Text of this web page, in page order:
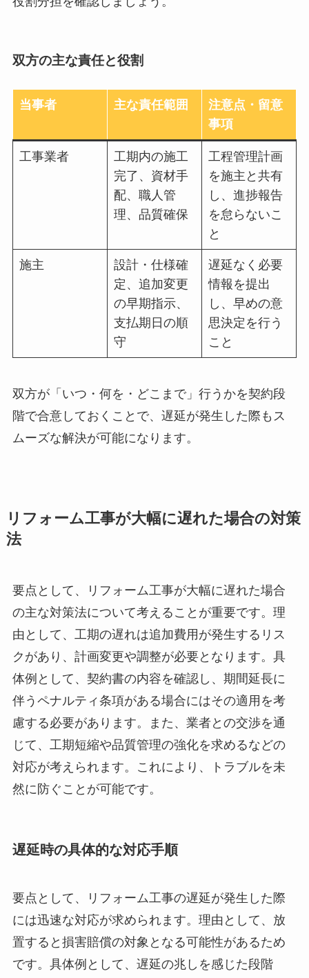
双方の主な責任と役割
当事者 主な責任範囲
注意点・留意
事項
工事業者
工期内の施工
完了、資材手
配、職人管
理、品質確保
工程管理計画
を施主と共有
し、進捗報告
を怠らないこ
と
施主
設計・仕様確
定、追加変更
の早期指示、
支払期日の順
守
遅延なく必要
情報を提出
し、早めの意
思決定を行う
こと
双方が「いつ・何を・どこまで」行うかを契約段
階で合意しておくことで、遅延が発生した際もス
ムーズな解決が可能になります。
リフォーム工事が大幅に遅れた場合の対策
法
要点として、リフォーム工事が大幅に遅れた場合
の主な対策法について考えることが重要です。理
由として、工期の遅れは追加費用が発生するリス
クがあり、計画変更や調整が必要となります。具
体例として、契約書の内容を確認し、期間延長に
伴うペナルティ条項がある場合にはその適用を考
慮する必要があります。また、業者との交渉を通
じて、工期短縮や品質管理の強化を求めるなどの
対応が考えられます。これにより、トラブルを未
然に防ぐことが可能です。
遅延時の具体的な対応手順
要点として、リフォーム工事の遅延が発生した際
には迅速な対応が求められます。理由として、放
置すると損害賠償の対象となる可能性があるため
です。具体例として、遅延の兆しを感じた段階